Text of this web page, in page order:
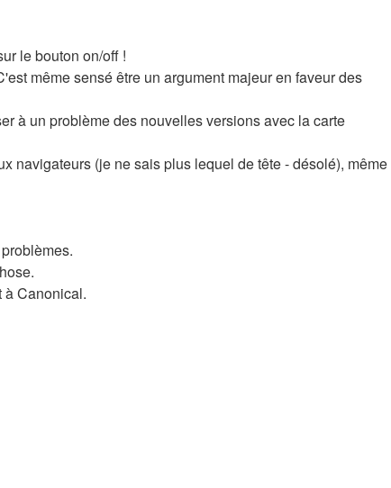
le bouton on/off !
même sensé être un argument majeur en faveur des
à un problème des nouvelles versions avec la carte
navigateurs (je ne sais plus lequel de tête - désolé), même
à Canonical.